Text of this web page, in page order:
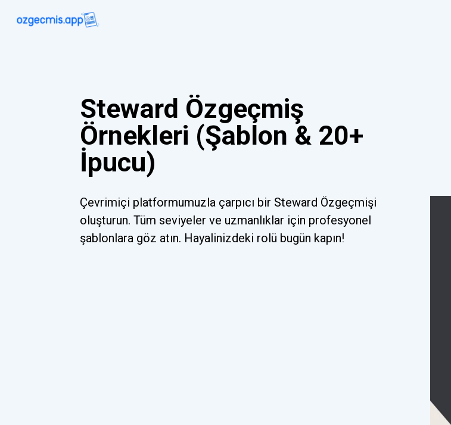
Steward Özgeçmiş
Örnekleri (Şablon & 20+
İpucu)
Çevrimiçi platformumuzla çarpıcı bir Steward Özgeçmişi
oluşturun. Tüm seviyeler ve uzmanlıklar için profesyonel
şablonlara göz atın. Hayalinizdeki rolü bugün kapın!